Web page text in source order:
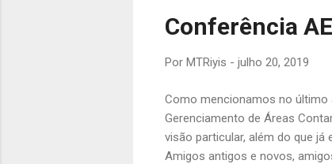
Conferência
Por MTRiyis - julho 20, 2019
Como mencionamos no último
Gerenciamento de Áreas
visão particular, além do que
Amigos antigos e novos,